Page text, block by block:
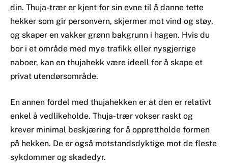
din. Thuja-trær er kjent for sin evne til å danne tette
hekker som gir personvern, skjermer mot vind og støy,
og skaper en vakker grønn bakgrunn i hagen. Hvis du
bor i et område med mye trafikk eller nysgjerrige
naboer, kan en thujahekk være ideell for å skape et
privat utendørsområde.
En annen fordel med thujahekken er at den er relativt
enkel å vedlikeholde. Thuja-trær vokser raskt og
krever minimal beskjæring for å opprettholde formen
på hekken. De er også motstandsdyktige mot de fleste
sykdommer og skadedyr.